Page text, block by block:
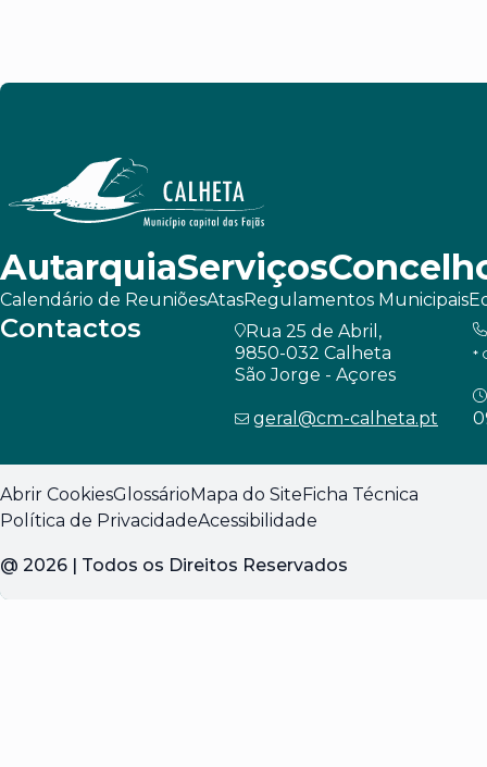
AutarquiaServiços
Calendário de ReuniõesAtasRegulamentos Municipais
Contactos
Rua 25 de Abril,
9850-032 Calheta
São Jorge - Açores
geral@cm-calheta.pt
*
Abrir CookiesGlossárioMapa do SiteFicha Técnica
Política de PrivacidadeAcessibilidade
@ 2026 | Todos os Direitos Reservados